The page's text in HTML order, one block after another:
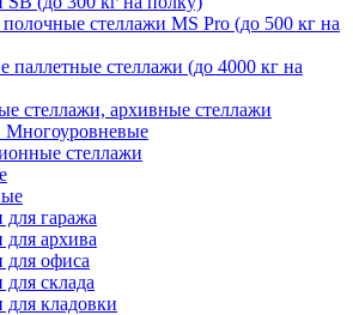
стеллажи MS Pro (до 500 кг на
паллетные стеллажи (до 4000 кг на
стеллажи, архивные стеллажи
стеллажи
гаража
архива
для офиса
склада
кладовки